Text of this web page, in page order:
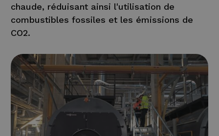
chaude, réduisant ainsi l'utilisation de
combustibles fossiles et les émissions de
CO2.